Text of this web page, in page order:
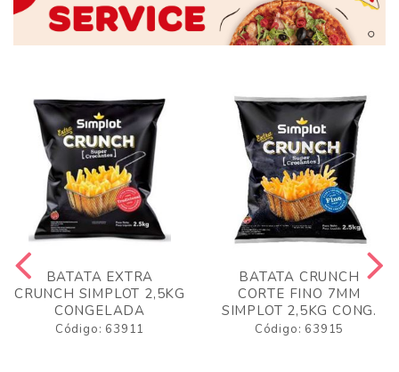
BATATA EXTRA
CRUNCH SIMPLOT 2,5KG
CONGELADA
Código: 63911
BATATA CRUNCH
CORTE FINO 7MM
SIMPLOT 2,5KG CONG.
Código: 63915